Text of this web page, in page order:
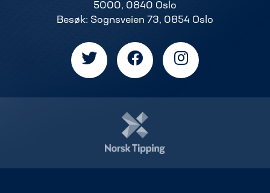
5000, 0840 Oslo
Besøk: Sognsveien 73, 0854 Oslo